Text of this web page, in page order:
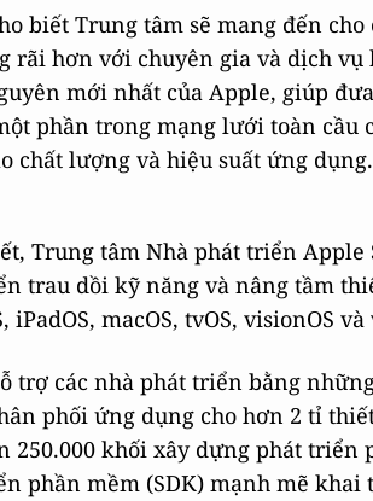
biết Trung tâm sẽ mang đến
rãi hơn với chuyên gia và dịch
mới nhất của Apple, giúp
phần trong mạng lưới toàn cầu
chất lượng và hiệu suất ứng dụng.
Trung tâm Nhà phát triển Apple
trau dồi kỹ năng và nâng tầm
iPadOS, macOS, tvOS, visionOS và
trợ các nhà phát triển bằng
phối ứng dụng cho hơn 2 tỉ
250.000 khối xây dựng phát
phần mềm (SDK) mạnh mẽ khai